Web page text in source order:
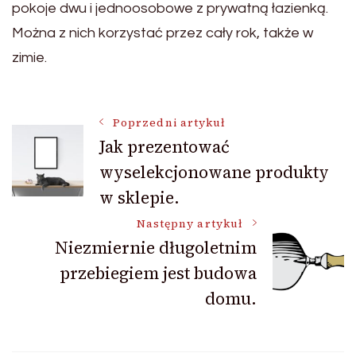
pokoje dwu i jednoosobowe z prywatną łazienką.
Można z nich korzystać przez cały rok, także w
zimie.
Nawigacja
wpisu
Poprzedni artykuł
Jak prezentować
wyselekcjonowane produkty
w sklepie.
Następny artykuł
Niezmiernie długoletnim
przebiegiem jest budowa
domu.